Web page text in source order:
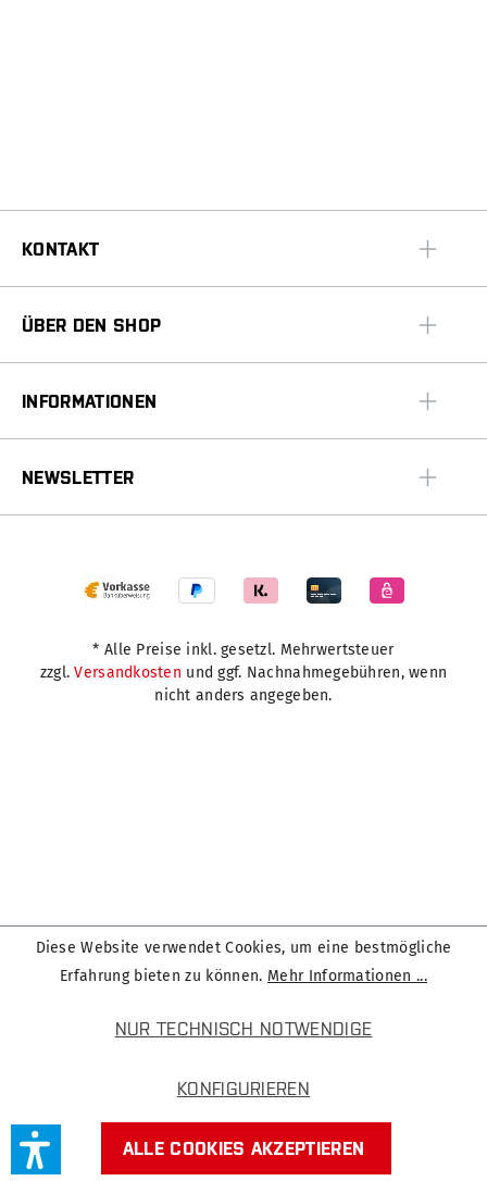
KONTAKT
ÜBER DEN SHOP
INFORMATIONEN
NEWSLETTER
* Alle Preise inkl. gesetzl. Mehrwertsteuer
zzgl.Versandkosten und ggf. Nachnahmegebühren, wenn
nicht anders angegeben.
Diese Website verwendet Cookies, um eine bestmögliche
Erfahrung bieten zu können. Mehr Informationen ...
NUR TECHNISCH NOTWENDIGE
KONFIGURIEREN
ALLE COOKIES AKZEPTIEREN